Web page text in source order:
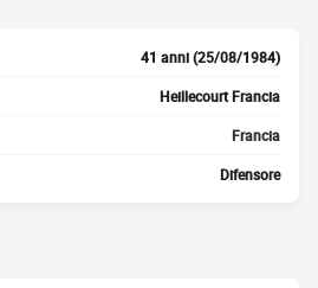
41 anni (25/08/1984)
Heillecourt Francia
Francia
Difensore